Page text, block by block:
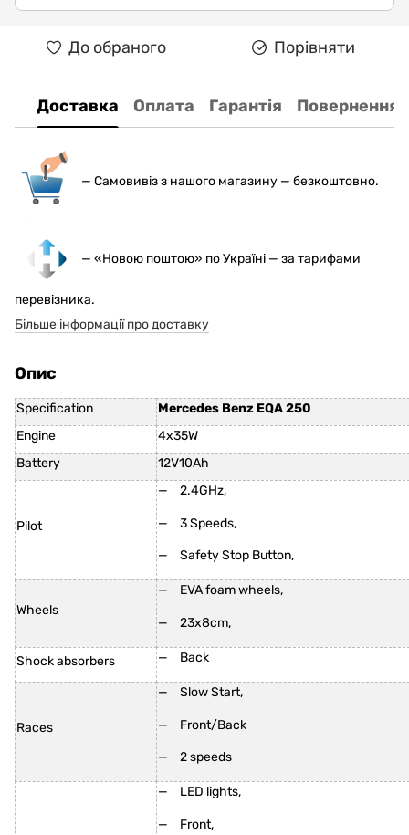
До обраного Порівняти
Доставка Оплата Гарантія Повернення
— Самовивіз з нашого магазину — безкоштовно.
— «Новою поштою» по Україні — за тарифами
перевізника.
Більше інформації про доставку
Опис
Specification
Mercedes Benz EQA 250
Engine
4x35W
Battery
12V10Ah
Pilot
2.4GHz,
3 Speeds,
Safety Stop Button,
Wheels
EVA foam wheels,
23x8cm,
Shock absorbers Back
Races
Slow Start,
Front/Back
2 speeds
LED lights,
Front,